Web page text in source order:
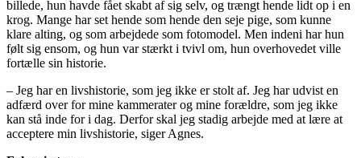
billede, hun havde fået skabt af sig selv, og trængt hende lidt op i en
krog. Mange har set hende som hende den seje pige, som kunne
klare alting, og som arbejdede som fotomodel. Men indeni har hun
følt sig ensom, og hun var stærkt i tvivl om, hun overhovedet ville
fortælle sin historie.
– Jeg har en livshistorie, som jeg ikke er stolt af. Jeg har udvist en
adfærd over for mine kammerater og mine forældre, som jeg ikke
kan stå inde for i dag. Derfor skal jeg stadig arbejde med at lære at
acceptere min livshistorie, siger Agnes.